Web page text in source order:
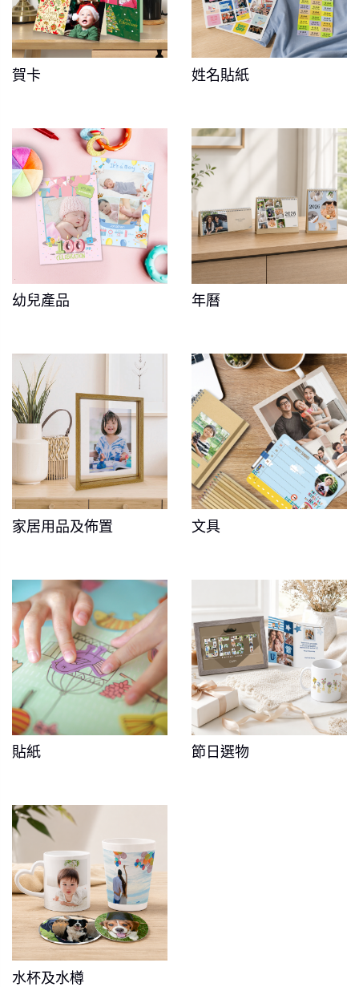
賀卡 姓名貼紙
幼兒產品 年曆
家居用品及佈置 文具
貼紙 節日選物
水杯及水樽